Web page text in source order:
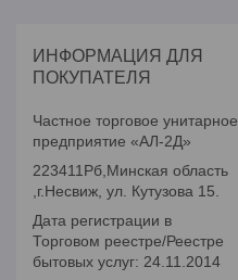
ИНФОРМАЦИЯ ДЛЯ
ПОКУПАТЕЛЯ
Частное торговое унитарное
предприятие «АЛ-2Д»
223411Рб,Минская область
,г.Несвиж, ул. Кутузова 15.
Дата регистрации в
Торговом реестре/Реестре
бытовых услуг: 24.11.2014